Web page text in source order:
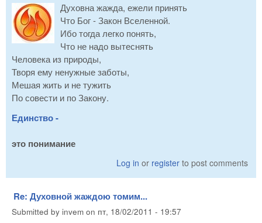
Духовна жажда, ежели принять
Что Бог - Закон Вселенной.
Ибо тогда легко понять,
Что не надо вытеснять
Человека из природы,
Творя ему ненужные заботы,
Мешая жить и не тужить
По совести и по Закону.
Единство -
это понимание
Log in or register to post comments
Re: Духовной жаждою томим...
Submitted by invem on пт, 18/02/2011 - 19:57